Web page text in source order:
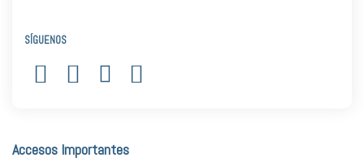
SÍGUENOS
Accesos Importantes